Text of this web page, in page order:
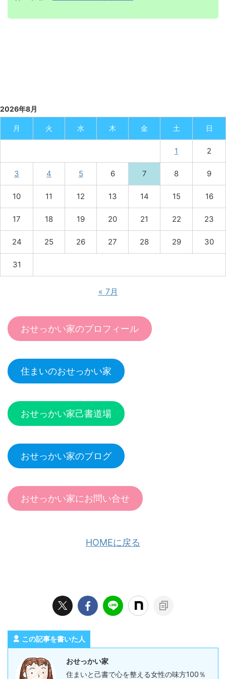
2026年8月
月 火 水 木 金 土 日
1 2
3 4 5 6 7 8 9
10 11 12 13 14 15 16
17 18 19 20 21 22 23
24 25 26 27 28 29 30
31
« 7月
おせっかい家のプロフィール
住まいのおせっかい家
おせっかい家己書道場
おせっかい家のブログ
おせっかい家にお問い合せ
HOMEに戻る
この記事を書いた人
おせっかい家
住まいと己書で心を整える女性の味方100％